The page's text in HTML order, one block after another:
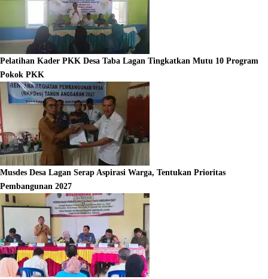
Pelatihan Kader PKK Desa Taba Lagan Tingkatkan Mutu 10 Program
Pokok PKK
Musdes Desa Lagan Serap Aspirasi Warga, Tentukan Prioritas
Pembangunan 2027